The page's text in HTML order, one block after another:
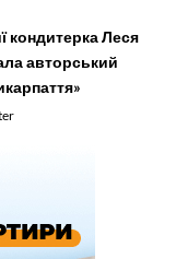
кондитерка Леся
авторський